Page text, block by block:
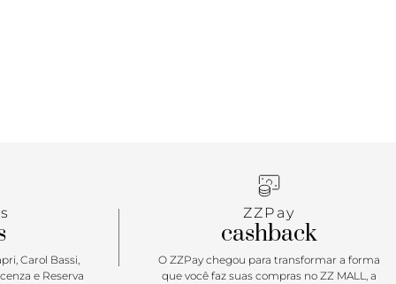
Carol Bassi,
e Reserva
ZZPay
cashback
O ZZPay chegou para transformar a forma
que você faz suas compras no ZZ MALL, a